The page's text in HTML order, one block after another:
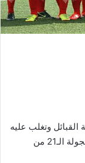
وتغلب عليه
1-0، ليل الثلاثاء/الأربعاء في مباراة مقدمة من الجولة الـ21 من